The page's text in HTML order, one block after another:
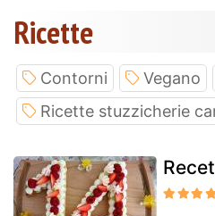
Ricette
Contorni Vegano
Ricette stuzzicherie